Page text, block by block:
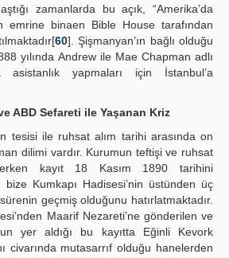
zamanlarda bu açık, “Amerika’da
emrine binaen Bible House tarafından
60]. Şişmanyan’ın bağlı olduğu
yılında Andrew ile Mae Chapman adlı
yapmaları için İstanbul’a
ABD Sefareti ile Yaşanan Kriz
tesisi ile ruhsat alım tarihi arasında on
dilimi vardır. Kurumun teftişi ve ruhsat
kayıt 18 Kasım 1890 tarihini
bize Kumkapı Hadisesi’nin üstünden üç
geçmiş olduğunu hatırlatmaktadır.
Maarif Nezareti’ne gönderilen ve
yer aldığı bu kayıtta Eğinli Kevork
civarında mutasarrıf olduğu hanelerden